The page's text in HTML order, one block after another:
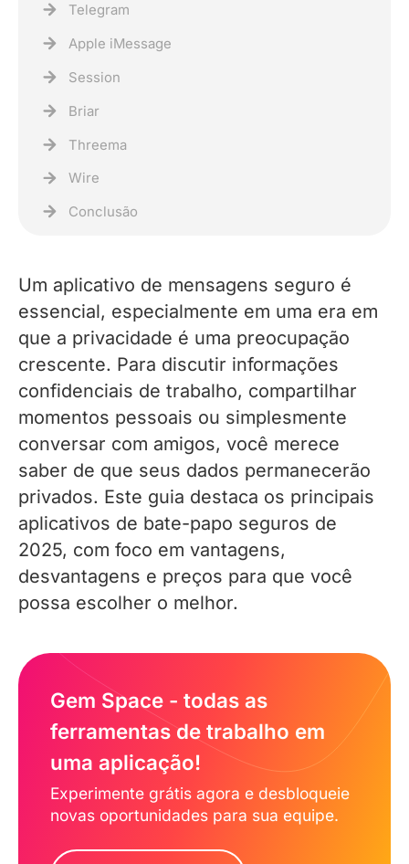
Telegram
Apple iMessage
Session
Briar
Threema
Wire
Conclusão
Um aplicativo de mensagens seguro é
essencial, especialmente em uma era em
que a privacidade é uma preocupação
crescente. Para discutir informações
confidenciais de trabalho, compartilhar
momentos pessoais ou simplesmente
conversar com amigos, você merece
saber de que seus dados permanecerão
privados. Este guia destaca os principais
aplicativos de bate-papo seguros de
2025, com foco em vantagens,
desvantagens e preços para que você
possa escolher o melhor.
Gem Space - todas as
ferramentas de trabalho em
uma aplicação!
Experimente grátis agora e desbloqueie
novas oportunidades para sua equipe.